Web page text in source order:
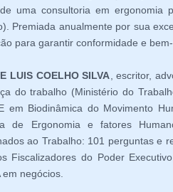
uma consultoria em
Premiada anualmente por sua
para garantir conformidade e
LUIS COELHO SILVA , escritor,
do trabalho (Ministério do
em Biodinâmica do Movimento
de Ergonomia e fatores
ao Trabalho: 101 perguntas e
Fiscalizadores do Poder
negócios.